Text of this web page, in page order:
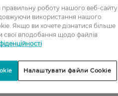
роботу нашого веб-сайту
використання нашого
Якщо ви хочете дізнатися більше
свої вподобання щодо файлів
Налаштувати файли Cookie